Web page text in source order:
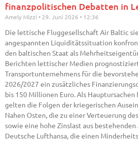
finanzpolitischen Debatten in
Amely Mizzi 29. Juni 2026 12:36
Die lettische Fluggesellschaft Air Baltic
angespannten Liquiditätssituation
den baltischen Staat als
Berichten lettischer Medien
Transportunternehmens für die
2026/2027 ein zusätzliches
bis 150 Millionen Euro. Als
gelten die Folgen der kriegerischen
Nahen Osten, die zu einer Verteuerung
sowie eine hohe Zinslast aus
Deutsche Lufthansa, die einen